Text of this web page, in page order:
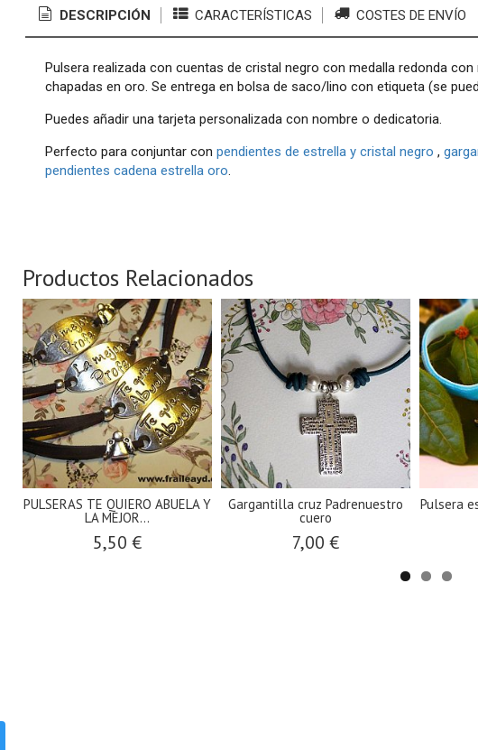
DESCRIPCIÓN CARACTERÍSTICAS COSTES DE ENVÍO
Pulsera realizada con cuentas de cristal negro con medalla redonda
chapadas en oro. Se entrega en bolsa de saco/lino con etiqueta (se
Puedes añadir una tarjeta personalizada con nombre o dedicatoria.
Perfecto para conjuntar conpendientes de estrella y cristal negro ,
pendientes cadena estrella oro
Productos Relacionados
PULSERAS TE QUIERO ABUELA Y
LA MEJOR...
5,50 €
Gargantilla cruz Padrenuestro
cuero
7,00 €
Pulsera